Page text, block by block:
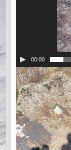
00:00